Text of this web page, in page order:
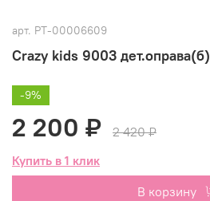
арт. РТ-00006609
Crazy kids 9003 дет.оправа(б)
-9%
2 200 ₽
2 420 ₽
Купить в 1 клик
В корзину